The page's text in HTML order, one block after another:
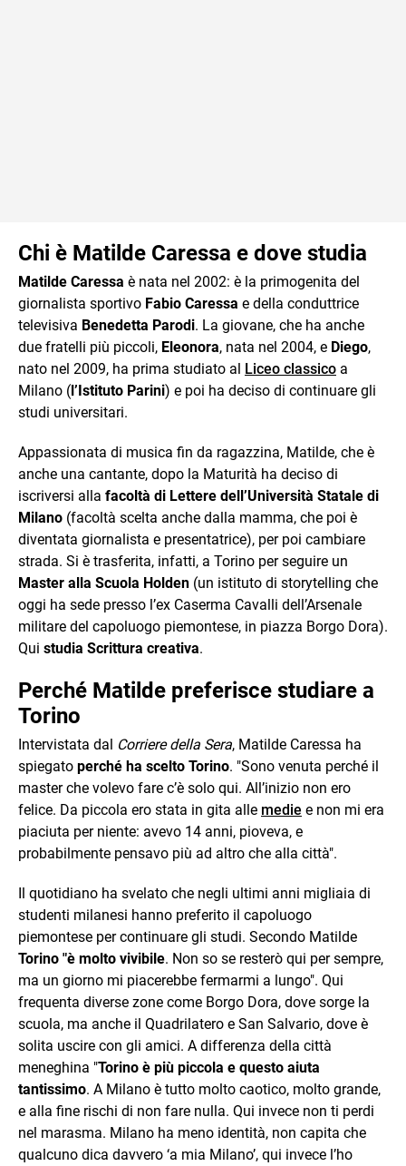
Chi è Matilde Caressa e dove studia
Matilde Caressa è nata nel 2002: è la primogenita del
giornalista sportivo Fabio Caressa e della conduttrice
televisiva Benedetta Parodi. La giovane, che ha anche
due fratelli più piccoli, Eleonora, nata nel 2004, e Diego,
nato nel 2009, ha prima studiato al Liceo classico a
Milano (l’Istituto Parini) e poi ha deciso di continuare gli
studi universitari.
Appassionata di musica fin da ragazzina, Matilde, che è
anche una cantante, dopo la Maturità ha deciso di
iscriversi alla facoltà di Lettere dell’Università Statale di
Milano (facoltà scelta anche dalla mamma, che poi è
diventata giornalista e presentatrice), per poi cambiare
strada. Si è trasferita, infatti, a Torino per seguire un
Master alla Scuola Holden (un istituto di storytelling che
oggi ha sede presso l’ex Caserma Cavalli dell’Arsenale
militare del capoluogo piemontese, in piazza Borgo Dora).
Qui studia Scrittura creativa.
Perché Matilde preferisce studiare a
Torino
Intervistata dal Corriere della Sera, Matilde Caressa ha
spiegato perché ha scelto Torino. "Sono venuta perché il
master che volevo fare c’è solo qui. All’inizio non ero
felice. Da piccola ero stata in gita alle medie e non mi era
piaciuta per niente: avevo 14 anni, pioveva, e
probabilmente pensavo più ad altro che alla città".
Il quotidiano ha svelato che negli ultimi anni migliaia di
studenti milanesi hanno preferito il capoluogo
piemontese per continuare gli studi. Secondo Matilde
Torino "è molto vivibile. Non so se resterò qui per sempre,
ma un giorno mi piacerebbe fermarmi a lungo". Qui
frequenta diverse zone come Borgo Dora, dove sorge la
scuola, ma anche il Quadrilatero e San Salvario, dove è
solita uscire con gli amici. A differenza della città
meneghina "Torino è più piccola e questo aiuta
tantissimo. A Milano è tutto molto caotico, molto grande,
e alla fine rischi di non fare nulla. Qui invece non ti perdi
nel marasma. Milano ha meno identità, non capita che
qualcuno dica davvero ‘a mia Milano’, qui invece l’ho